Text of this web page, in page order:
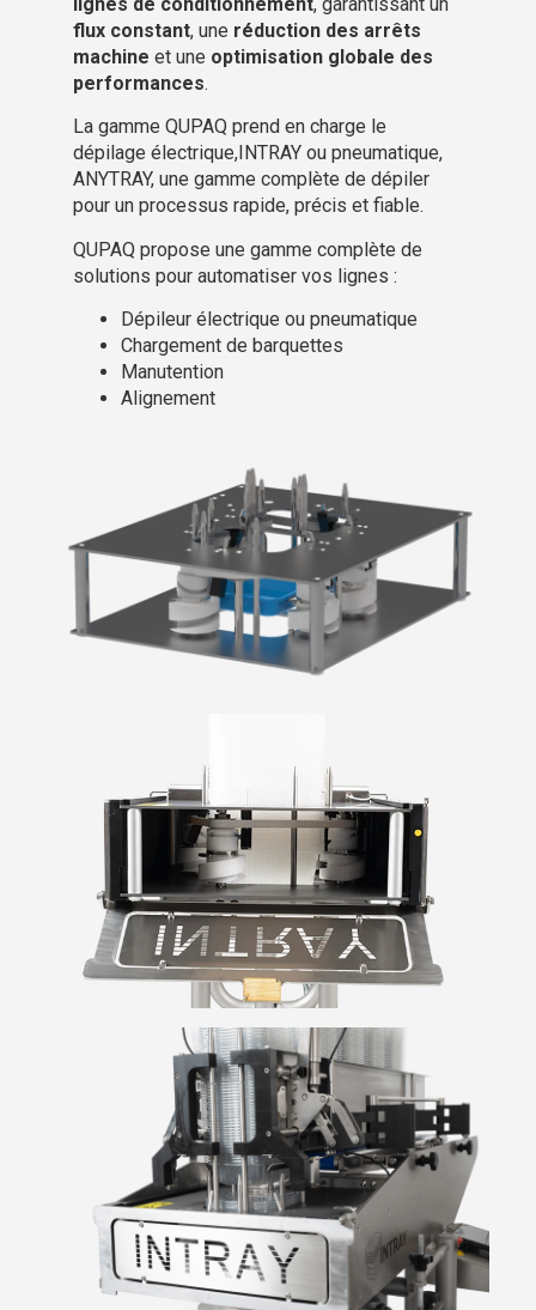
flux constant, une réduction des arrêts
machine et une optimisation globale des
performances.
La gamme QUPAQ prend en charge le
dépilage électrique,INTRAY ou pneumatique,
ANYTRAY, une gamme complète de dépiler
pour un processus rapide, précis et fiable.
QUPAQ propose une gamme complète de
solutions pour automatiser vos lignes :
Dépileur électrique ou pneumatique
Chargement de barquettes
Manutention
Alignement